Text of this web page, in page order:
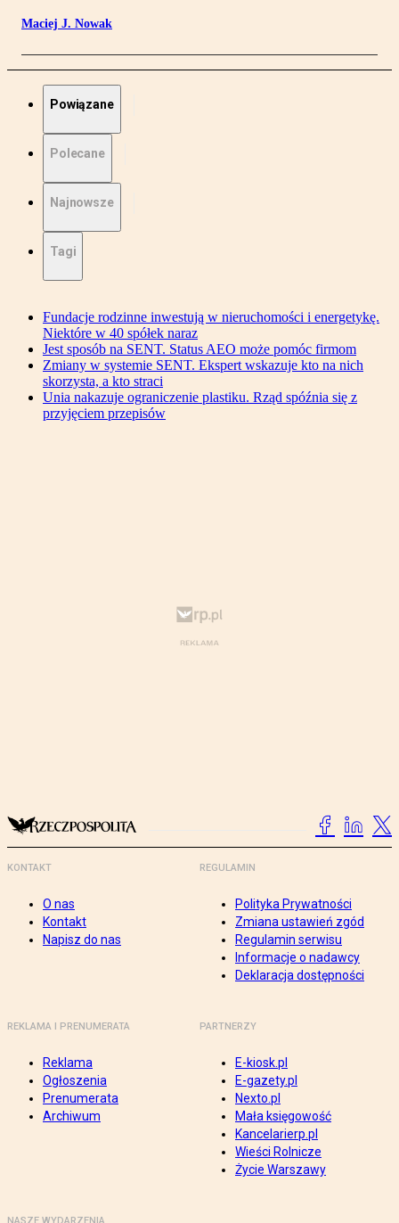
Maciej J. Nowak
Powiązane
Polecane
Najnowsze
Tagi
Fundacje rodzinne inwestują w nieruchomości i energetykę.
Niektóre w 40 spółek naraz
Jest sposób na SENT. Status AEO może pomóc firmom
Zmiany w systemie SENT. Ekspert wskazuje kto na nich
skorzysta, a kto straci
Unia nakazuje ograniczenie plastiku. Rząd spóźnia się z
przyjęciem przepisów
KONTAKT
O nas
Kontakt
Napisz do nas
REGULAMIN
Polityka Prywatności
Zmiana ustawień zgód
Regulamin serwisu
Informacje o nadawcy
Deklaracja dostępności
REKLAMA I PRENUMERATA
Reklama
Ogłoszenia
Prenumerata
Archiwum
PARTNERZY
E-kiosk.pl
E-gazety.pl
Nexto.pl
Mała księgowość
Kancelarierp.pl
Wieści Rolnicze
Życie Warszawy